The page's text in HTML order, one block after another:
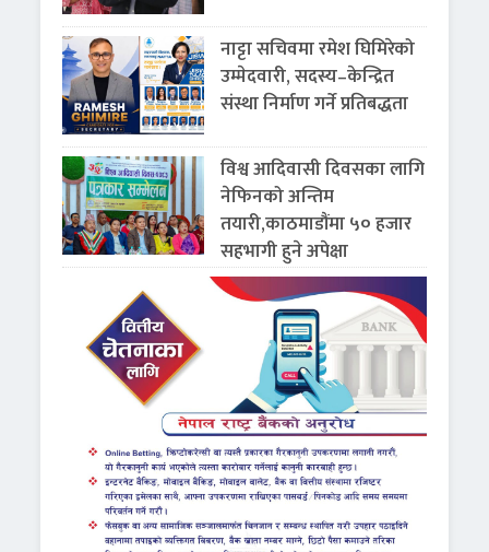
नाट्टा सचिवमा रमेश घिमिरेको
उम्मेदवारी, सदस्य–केन्द्रित
संस्था निर्माण गर्ने प्रतिबद्धता
विश्व आदिवासी दिवसका लागि
नेफिनको अन्तिम
तयारी,काठमाडौंमा ५० हजार
सहभागी हुने अपेक्षा